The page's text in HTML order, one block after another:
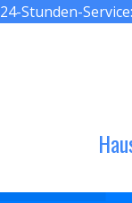
24-Stunden-Service: